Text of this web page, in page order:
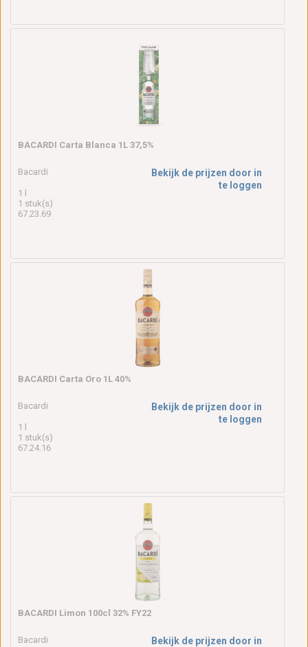
BACARDI Carta Blanca 1L 37,5%
Bacardi
1 l
1 stuk(s)
67.23.69
Bekijk de prijzen door in
te loggen
BACARDI Carta Oro 1L 40%
Bacardi
1 l
1 stuk(s)
67.24.16
Bekijk de prijzen door in
te loggen
BACARDI Limon 100cl 32% FY22
Bacardi
Bekijk de prijzen door in